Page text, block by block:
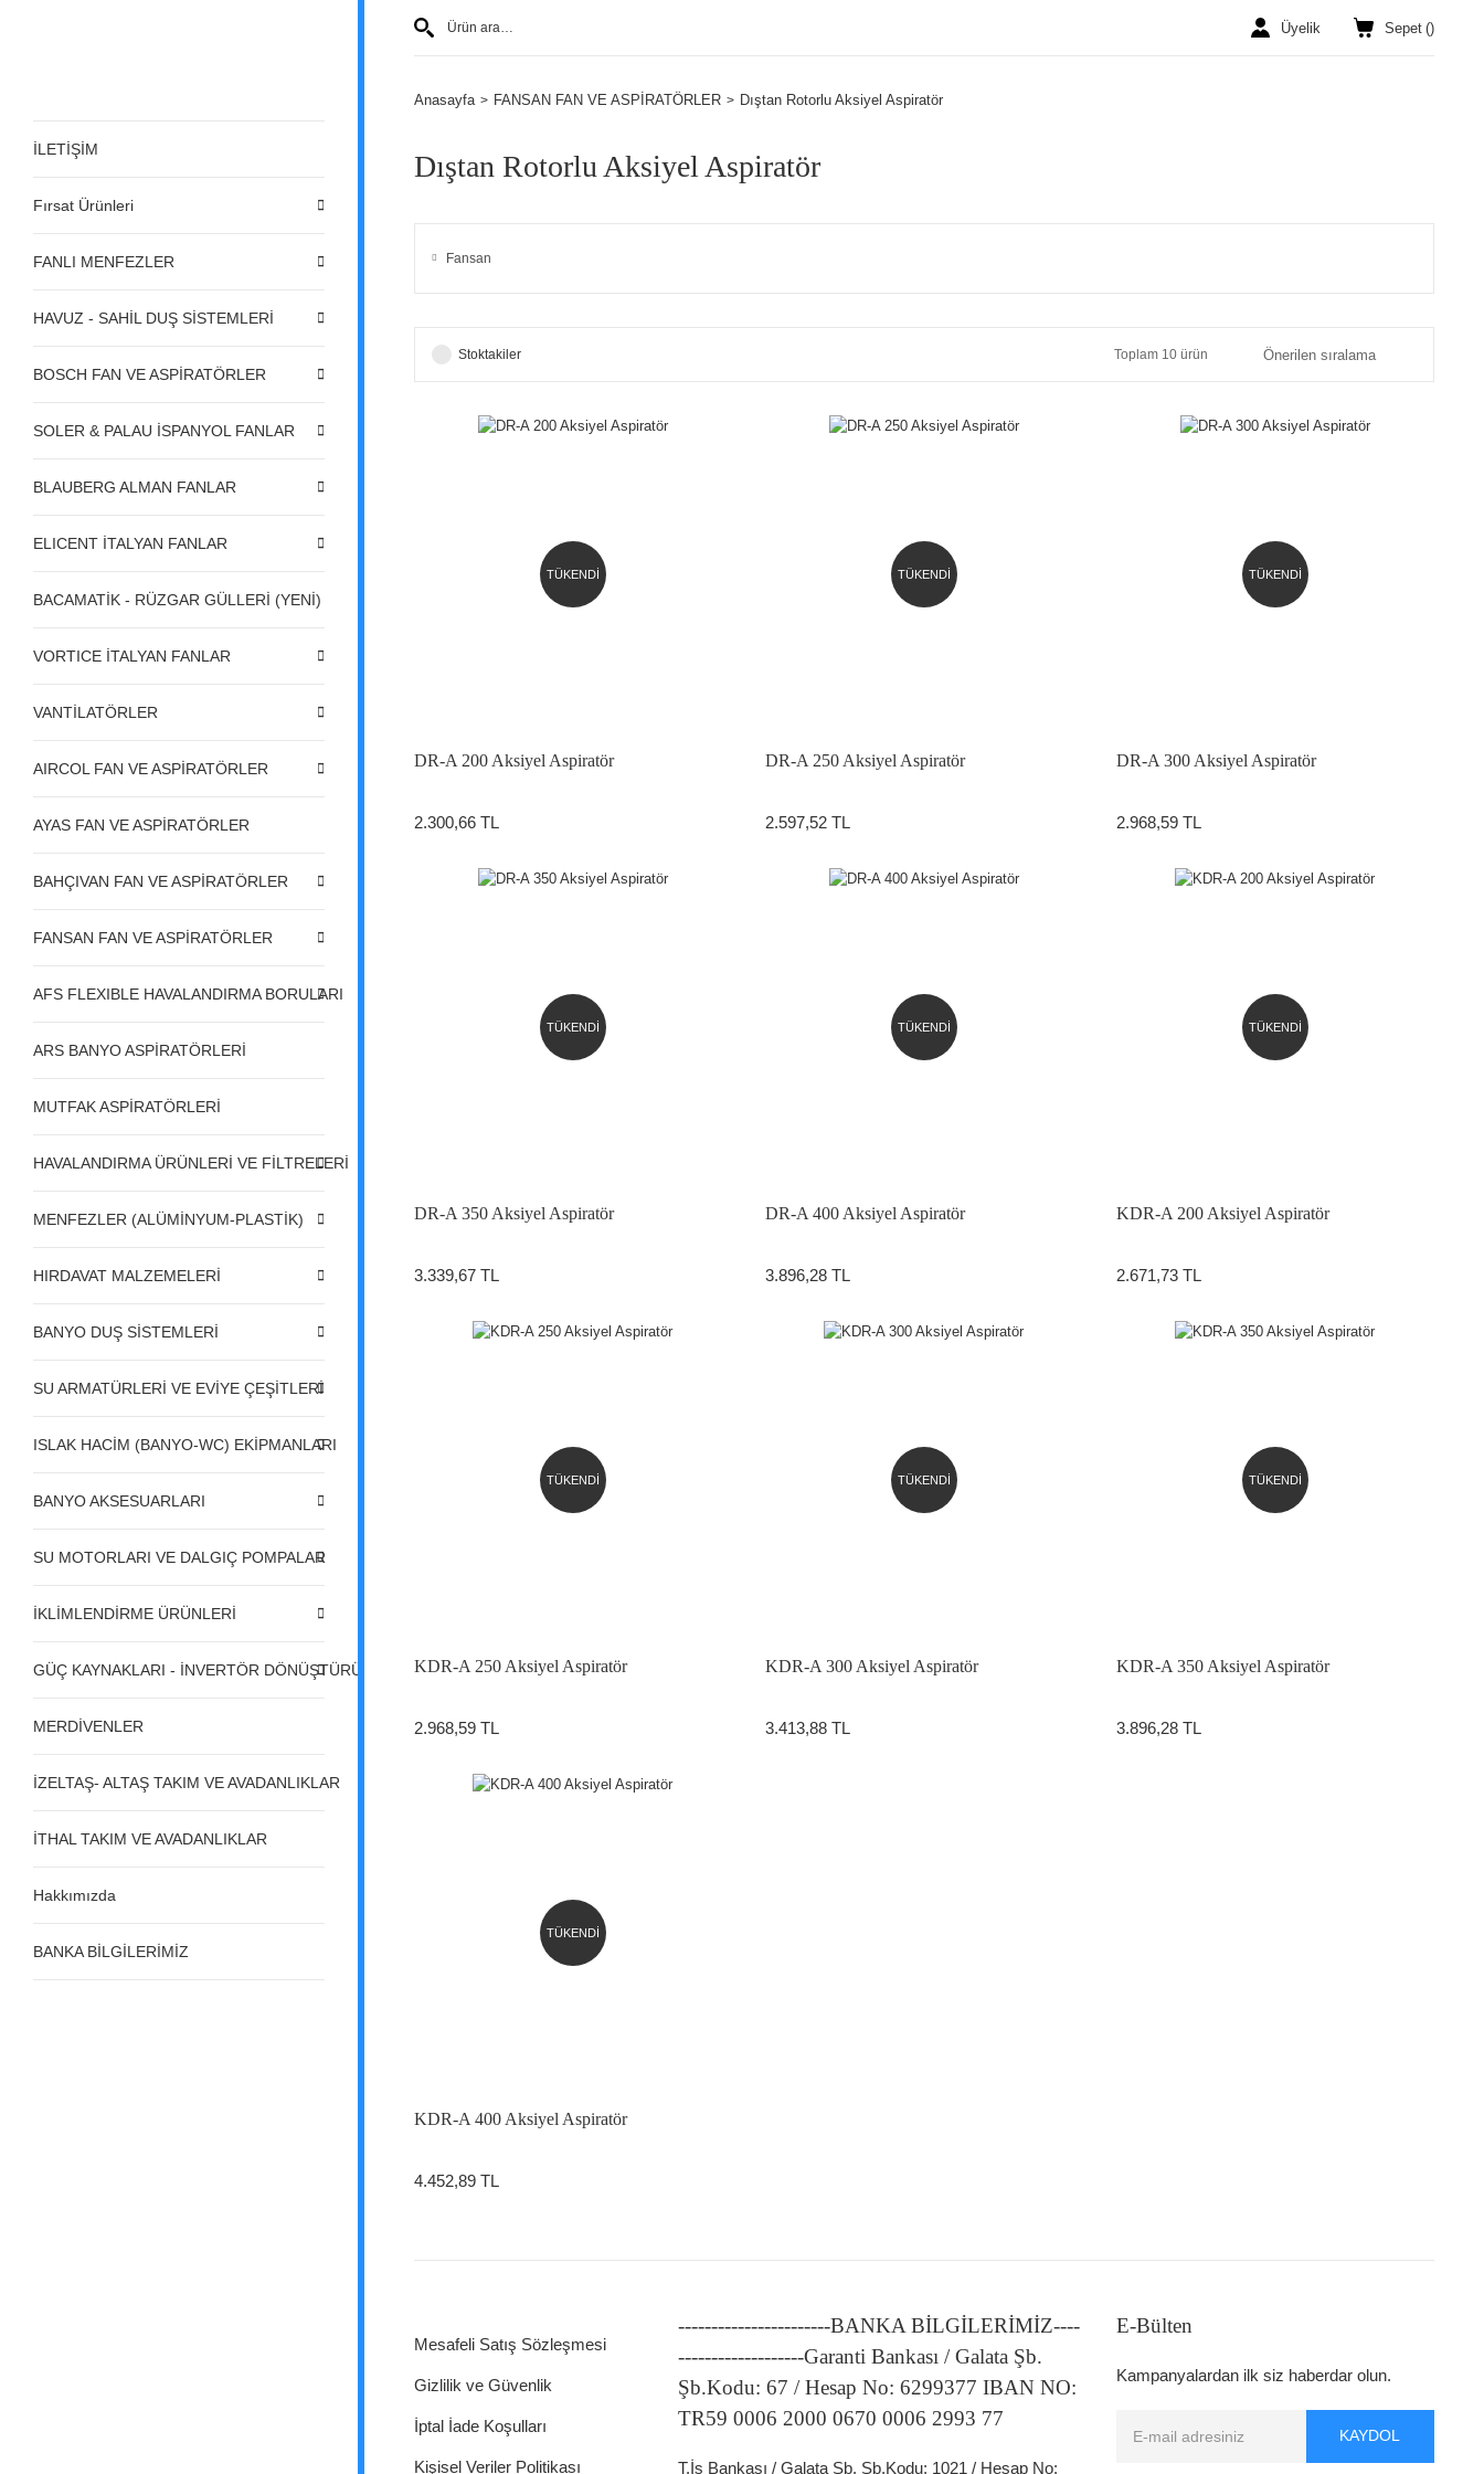
İLETİŞİM
Fırsat Ürünleri
FANLI MENFEZLER
HAVUZ - SAHİL DUŞ SİSTEMLERİ
BOSCH FAN VE ASPİRATÖRLER
SOLER & PALAU İSPANYOL FANLAR
BLAUBERG ALMAN FANLAR
ELICENT İTALYAN FANLAR
BACAMATİK - RÜZGAR GÜLLERİ (YENİ)
VORTICE İTALYAN FANLAR
VANTİLATÖRLER
AIRCOL FAN VE ASPİRATÖRLER
AYAS FAN VE ASPİRATÖRLER
BAHÇIVAN FAN VE ASPİRATÖRLER
FANSAN FAN VE ASPİRATÖRLER
AFS FLEXIBLE HAVALANDIRMA BORULARI
ARS BANYO ASPİRATÖRLERİ
MUTFAK ASPİRATÖRLERİ
HAVALANDIRMA ÜRÜNLERİ VE FİLTRELERİ
MENFEZLER (ALÜMİNYUM-PLASTİK)
HIRDAVAT MALZEMELERİ
BANYO DUŞ SİSTEMLERİ
SU ARMATÜRLERİ VE EVİYE ÇEŞİTLERİ
ISLAK HACİM (BANYO-WC) EKİPMANLARI
BANYO AKSESUARLARI
SU MOTORLARI VE DALGIÇ POMPALAR
İKLİMLENDİRME ÜRÜNLERİ
GÜÇ KAYNAKLARI - İNVERTÖR DÖNÜŞTÜRÜCÜLER - REGÜLATÖRLER
MERDİVENLER
İZELTAŞ- ALTAŞ TAKIM VE AVADANLIKLAR
İTHAL TAKIM VE AVADANLIKLAR
Hakkımızda
BANKA BİLGİLERİMİZ
Üyelik Sepet ()
Anasayfa FANSAN FAN VE ASPİRATÖRLER Dıştan Rotorlu Aksiyel Aspiratör
Dıştan Rotorlu Aksiyel Aspiratör
Fansan
Stoktakiler Toplam 10 ürün
TÜKENDİ
DR-A 200 Aksiyel Aspiratör
2.300,66 TL
TÜKENDİ
DR-A 250 Aksiyel Aspiratör
2.597,52 TL
TÜKENDİ
DR-A 300 Aksiyel Aspiratör
2.968,59 TL
TÜKENDİ
DR-A 350 Aksiyel Aspiratör
3.339,67 TL
TÜKENDİ
DR-A 400 Aksiyel Aspiratör
3.896,28 TL
TÜKENDİ
KDR-A 200 Aksiyel Aspiratör
2.671,73 TL
TÜKENDİ
KDR-A 250 Aksiyel Aspiratör
2.968,59 TL
TÜKENDİ
KDR-A 300 Aksiyel Aspiratör
3.413,88 TL
TÜKENDİ
KDR-A 350 Aksiyel Aspiratör
3.896,28 TL
TÜKENDİ
KDR-A 400 Aksiyel Aspiratör
4.452,89 TL
Mesafeli Satış Sözleşmesi
Gizlilik ve Güvenlik
İptal İade Koşulları
Kişisel Veriler Politikası
-----------------------BANKA BİLGİLERİMİZ----
-------------------Garanti Bankası / Galata Şb.
Şb.Kodu: 67 / Hesap No: 6299377 IBAN NO:
TR59 0006 2000 0670 0006 2993 77
T.İş Bankası / Galata Şb. Şb.Kodu: 1021 / Hesap No:
E-Bülten
Kampanyalardan ilk siz haberdar olun.
KAYDOL